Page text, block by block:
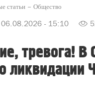
статьи Общество
06.08.2026 - 15:10
тревога!
ликвидации